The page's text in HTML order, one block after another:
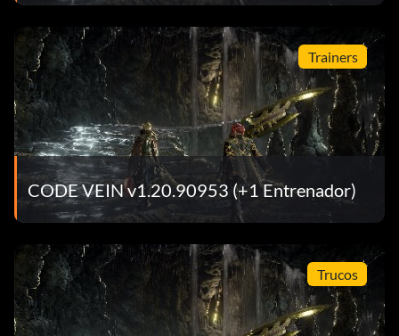
Trainers
CODE VEIN v1.20.90953 (+1 Entrenador)
Trucos